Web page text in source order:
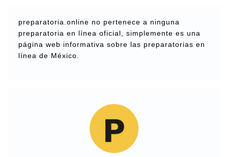
preparatoria.online no pertenece a ninguna
preparatoria en línea oficial, simplemente es una
página web informativa sobre las preparatorias en
línea de México.